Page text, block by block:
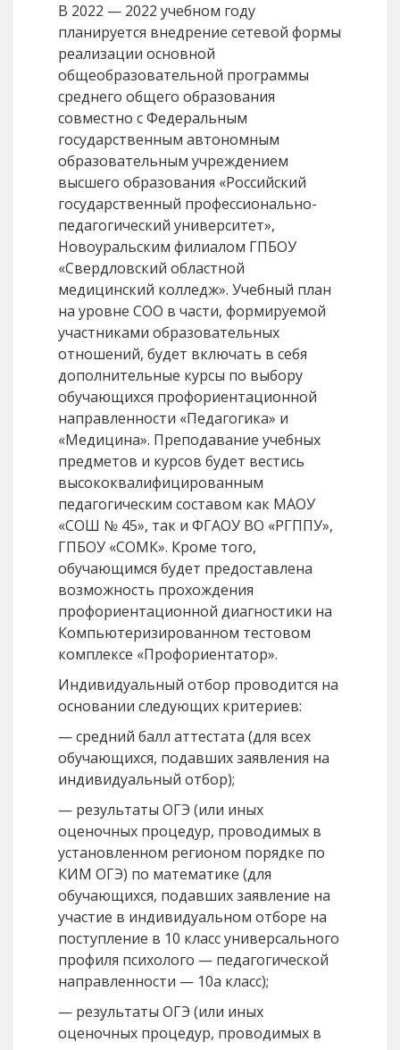
В 2022 — 2022 учебном году
планируется внедрение сетевой формы
реализации основной
общеобразовательной программы
среднего общего образования
совместно с Федеральным
государственным автономным
образовательным учреждением
высшего образования «Российский
государственный профессионально-
педагогический университет»,
Новоуральским филиалом ГПБОУ
«Свердловский областной
медицинский колледж». Учебный план
на уровне СОО в части, формируемой
участниками образовательных
отношений, будет включать в себя
дополнительные курсы по выбору
обучающихся профориентационной
направленности «Педагогика» и
«Медицина». Преподавание учебных
предметов и курсов будет вестись
высококвалифицированным
педагогическим составом как МАОУ
«СОШ № 45», так и ФГАОУ ВО «РГППУ»,
ГПБОУ «СОМК». Кроме того,
обучающимся будет предоставлена
возможность прохождения
профориентационной диагностики на
Компьютеризированном тестовом
комплексе «Профориентатор».
Индивидуальный отбор проводится на
основании следующих критериев:
— средний балл аттестата (для всех
обучающихся, подавших заявления на
индивидуальный отбор);
— результаты ОГЭ (или иных
оценочных процедур, проводимых в
установленном регионом порядке по
КИМ ОГЭ) по математике (для
обучающихся, подавших заявление на
участие в индивидуальном отборе на
поступление в 10 класс универсального
профиля психолого — педагогической
направленности — 10а класс);
— результаты ОГЭ (или иных
оценочных процедур, проводимых в